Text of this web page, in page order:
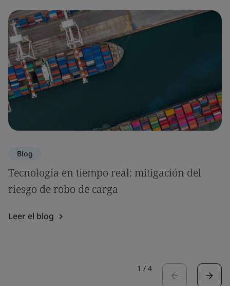
Blog
Tecnología en tiempo real: mitigación del
riesgo de robo de carga
Leer el blog
1 / 4